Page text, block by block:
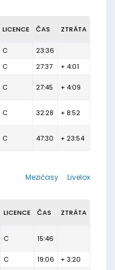
LICENCE ČAS ZTRÁTA
C
23:36
C 27:37 + 4:01
C 27:45 + 4:09
C 32:28 + 8:52
C 47:30 + 23:54
Livelox
Mezičasy
LICENCE ČAS ZTRÁTA
C 15:46
C 19:06
+ 3:20